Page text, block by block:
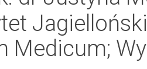
Medicum;